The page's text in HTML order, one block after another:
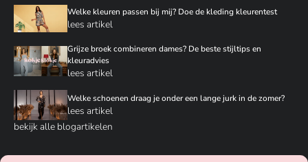
Welke kleuren passen bij mij? Doe de kleding kleurentest
lees artikel
Grijze broek combineren dames? De beste stijltips en
kleuradvies
lees artikel
Welke schoenen draag je onder een lange jurk in de zomer?
lees artikel
bekijk alle blogartikelen